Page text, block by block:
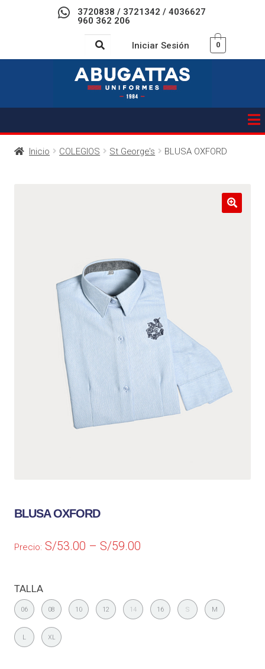
3720838 / 3721342 / 4036627
960 362 206
Iniciar Sesión 0
Inicio COLEGIOS St George's BLUSA OXFORD
BLUSA OXFORD
Precio: S/53.00 –S/59.00
TALLA
06 08 10 12 14 16 S M
L XL